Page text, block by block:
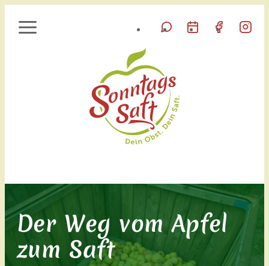
Der Weg vom Apfel
zum Saft